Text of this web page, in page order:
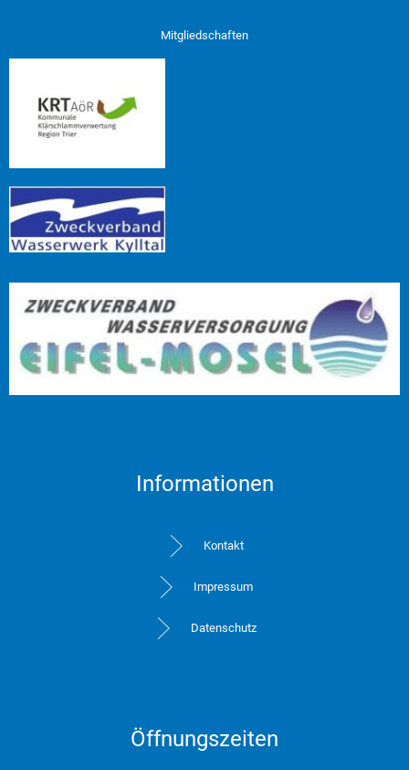
Mitgliedschaften
Informationen
Kontakt
Impressum
Datenschutz
Öffnungszeiten